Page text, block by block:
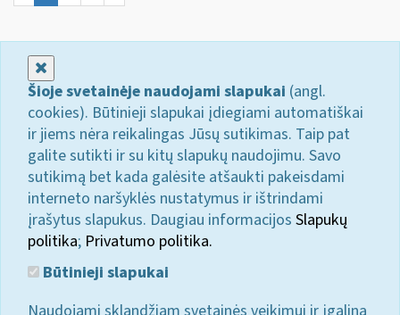
Šioje svetainėje naudojami slapukai (angl.
cookies). Būtinieji slapukai įdiegiami automatiškai
ir jiems nėra reikalingas Jūsų sutikimas. Taip pat
galite sutikti ir su kitų slapukų naudojimu. Savo
sutikimą bet kada galėsite atšaukti pakeisdami
interneto naršyklės nustatymus ir ištrindami
įrašytus slapukus. Daugiau informacijos Slapukų
politika; Privatumo politika.
Būtinieji slapukai